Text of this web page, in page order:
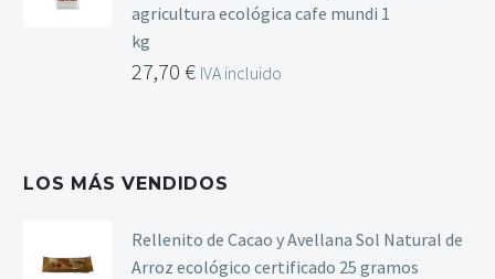
agricultura ecológica cafe mundi 1
kg
27,70 € IVA incluido
LOS MÁS VENDIDOS
Rellenito de Cacao y Avellana Sol Natural de
Arroz ecológico certificado 25 gramos